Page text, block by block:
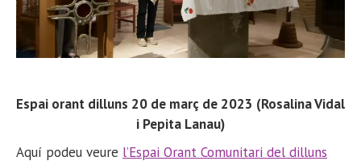
Espai orant dilluns 20 de març de 2023 (Rosalina Vidal
i Pepita Lanau)
Aquí podeu veure l’Espai Orant Comunitari del dilluns